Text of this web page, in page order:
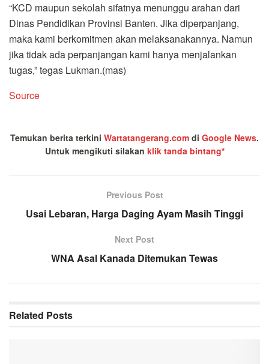
“KCD maupun sekolah sifatnya menunggu arahan dari
Dinas Pendidikan Provinsi Banten. Jika diperpanjang,
maka kami berkomitmen akan melaksanakannya. Namun
jika tidak ada perpanjangan kami hanya menjalankan
tugas,” tegas Lukman.(mas)
Source
Temukan berita terkini Wartatangerang.com di Google News.
Untuk mengikuti silakan klik tanda bintang*
Previous Post
Usai Lebaran, Harga Daging Ayam Masih Tinggi
Next Post
WNA Asal Kanada Ditemukan Tewas
Related Posts